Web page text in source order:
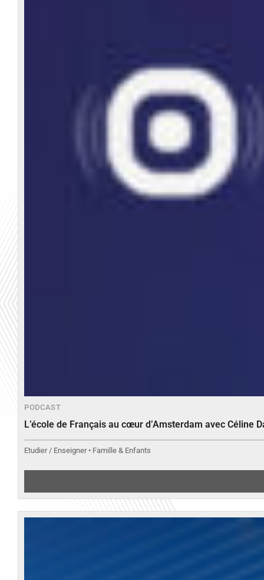
PODCAST
L’école de Français au cœur d’Amsterdam avec Céline
Etudier / Enseigner • Famille & Enfants